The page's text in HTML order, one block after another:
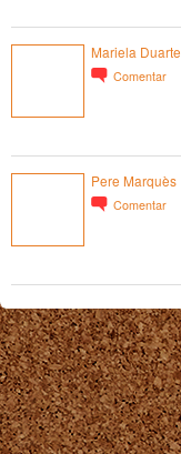
Mariela Duarte
Comentar
Pere Marquès
Comentar